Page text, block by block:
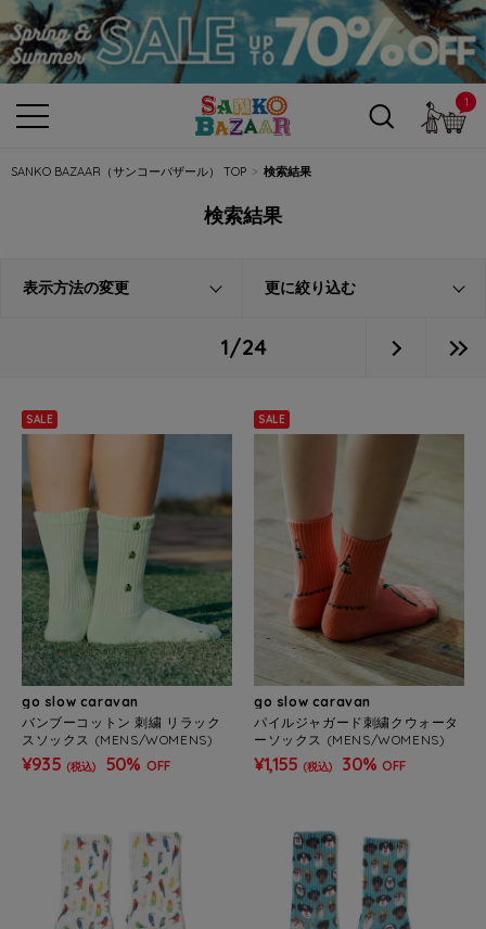
1
SANKO BAZAAR（サンコーバザール） TOP 検索結果
検索結果
表示方法の変更 更に絞り込む
1/24
SALE
go slow caravan
バンブーコットン 刺繍 リラック
スソックス (MENS/WOMENS)
¥935 (税込) 50% OFF
SALE
go slow caravan
パイルジャガード刺繍クウォータ
ーソックス (MENS/WOMENS)
¥1,155 (税込) 30% OFF